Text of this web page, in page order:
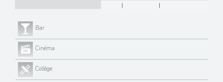
| |
Bar
Cinéma
Collège